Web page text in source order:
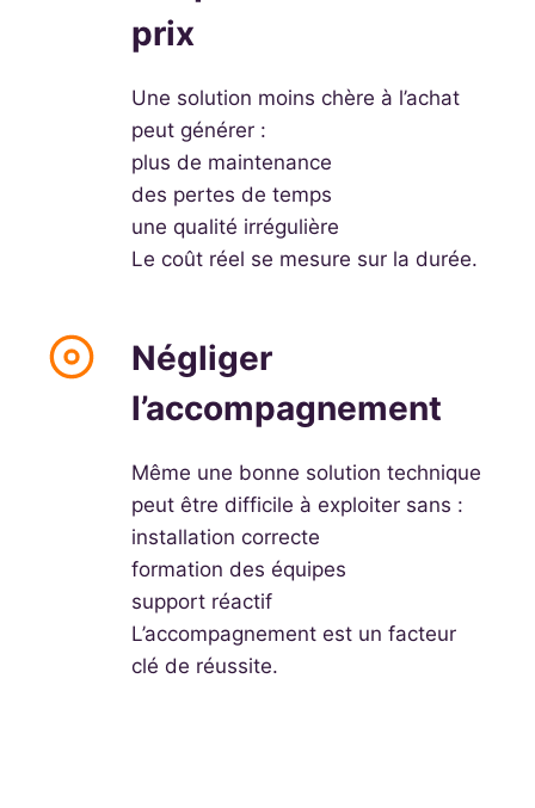
prix
Une solution moins chère à l’achat
peut générer :
plus de maintenance
des pertes de temps
une qualité irrégulière
Le coût réel se mesure sur la durée.
Négliger
l’accompagnement
Même une bonne solution technique
peut être difficile à exploiter sans :
installation correcte
formation des équipes
support réactif
L’accompagnement est un facteur
clé de réussite.